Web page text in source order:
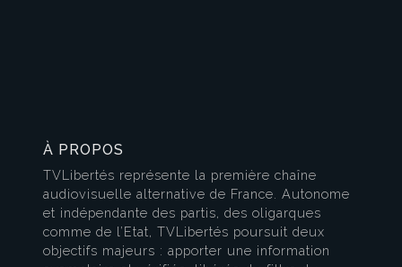
À PROPOS
TVLibertés représente la première chaîne
audiovisuelle alternative de France. Autonome
et indépendante des partis, des oligarques
comme de l’Etat, TVLibertés poursuit deux
objectifs majeurs : apporter une information